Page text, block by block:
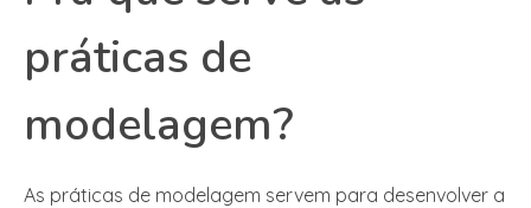
práticas de
modelagem?
As práticas de modelagem servem para desenvolver a